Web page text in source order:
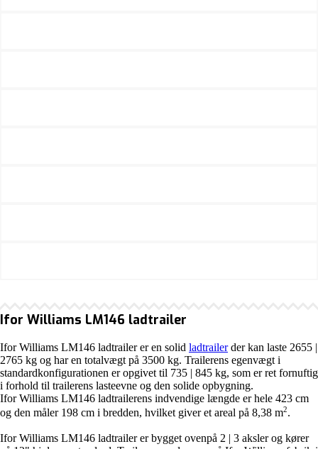
Ifor Williams LM146 ladtrailer
Ifor Williams LM146 ladtrailer er en solid ladtrailerder kan laste 2655 |
2765 kg og har en totalvægt på 3500 kg. Trailerens egenvægt i
standardkonfigurationen er opgivet til 735 | 845 kg, som er ret fornuftig
i forhold til trailerens lasteevne og den solide opbygning.
Ifor Williams LM146 ladtrailerens indvendige længde er hele 423 cm
og den måler 198 cm i bredden, hvilket giver et areal på 8,38 m2.
Ifor Williams LM146 ladtrailer er bygget ovenpå 2 | 3 aksler og kører